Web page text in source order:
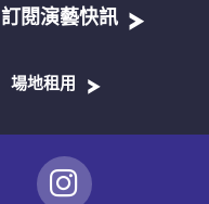
訂閱演藝快訊
場地租用